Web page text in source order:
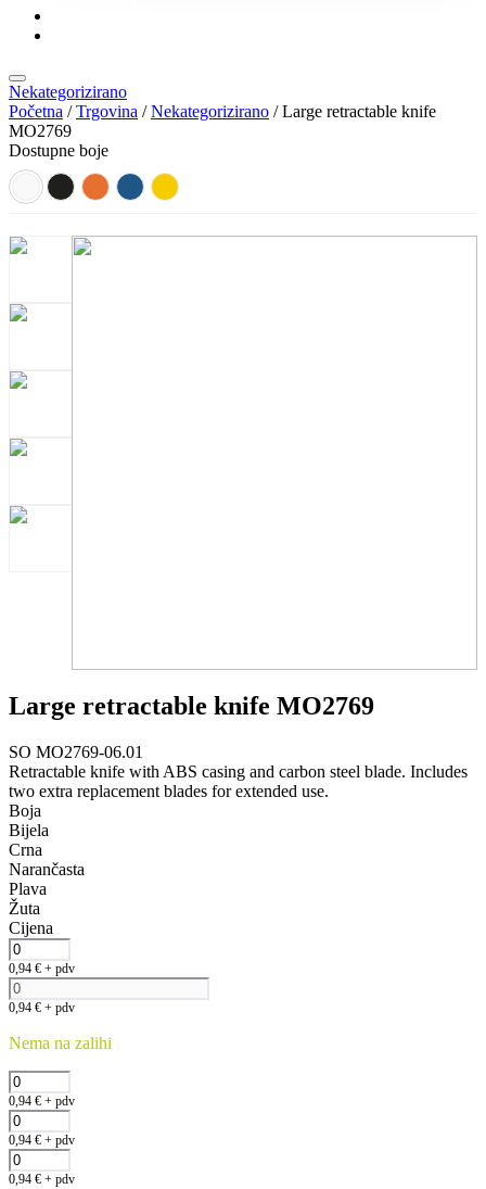
Nekategorizirano
Početna /Trgovina /Nekategorizirano / Large retractable knife
MO2769
Dostupne boje
Large retractable knife MO2769
SO MO2769-06.01
Retractable knife with ABS casing and carbon steel blade. Includes
two extra replacement blades for extended use.
Boja
Bijela
Crna
Narančasta
Plava
Žuta
Cijena
0,94 € + pdv
0,94 € + pdv
Nema na zalihi
0,94 € + pdv
0,94 € + pdv
0,94 € + pdv